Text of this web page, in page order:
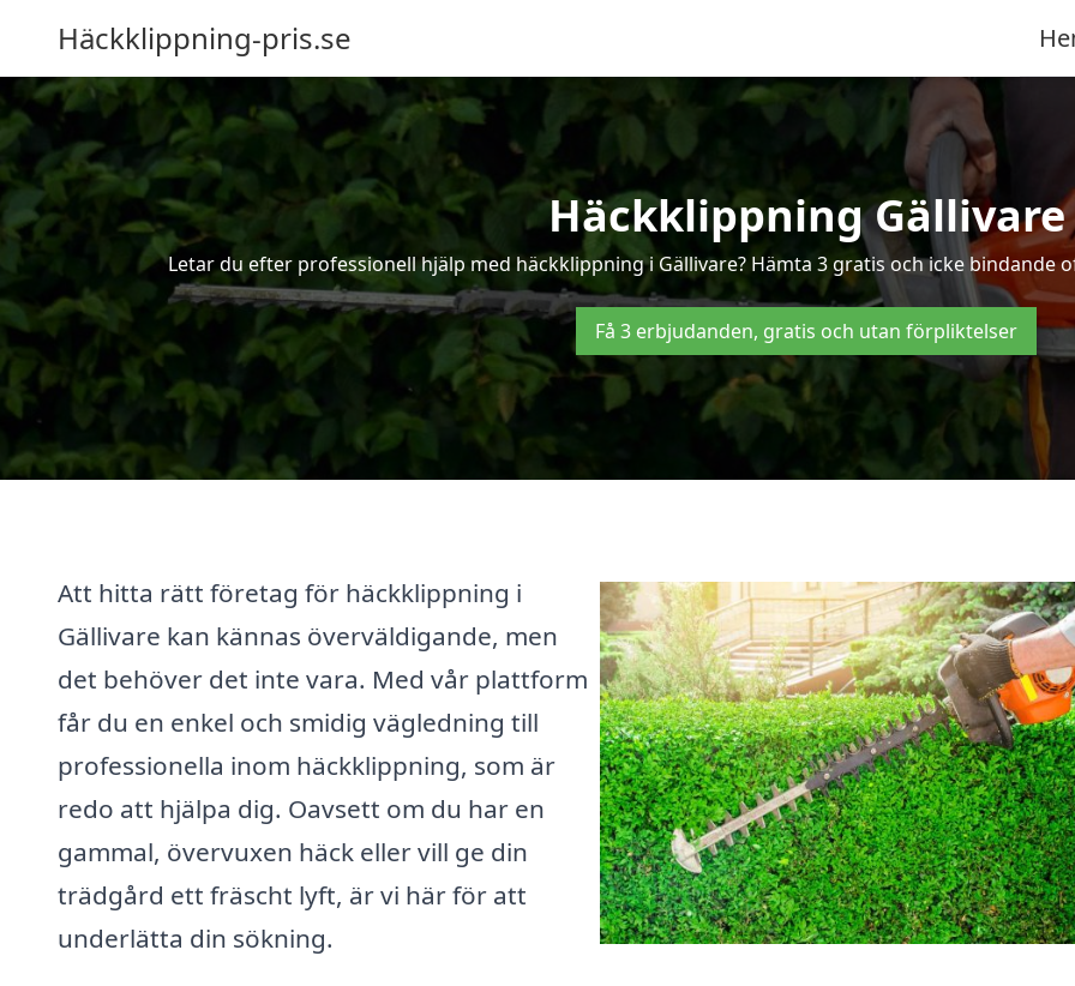
Häckklippning-pris.se
Häckklippning Gällivare
Letar du efter professionell hjälp med häckklippning i Gällivare? Hämta 3 gratis och icke bindande
Få 3 erbjudanden, gratis och utan förpliktelser
Att hitta rätt företag för häckklippning i
Gällivare kan kännas överväldigande, men
det behöver det inte vara. Med vår plattform
får du en enkel och smidig vägledning till
professionella inom häckklippning, som är
redo att hjälpa dig. Oavsett om du har en
gammal, övervuxen häck eller vill ge din
trädgård ett fräscht lyft, är vi här för att
underlätta din sökning.